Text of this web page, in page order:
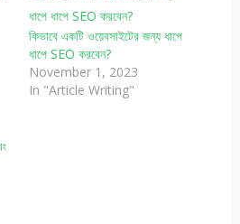
কিভাবে একটি ওয়েবসাইটের জন্য ধাপে
ধাপে SEO করবেন?
November 1, 2023
In "Article Writing"